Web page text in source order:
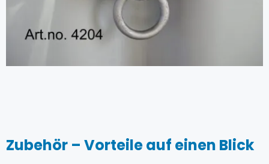
Zubehör – Vorteile auf einen Blick